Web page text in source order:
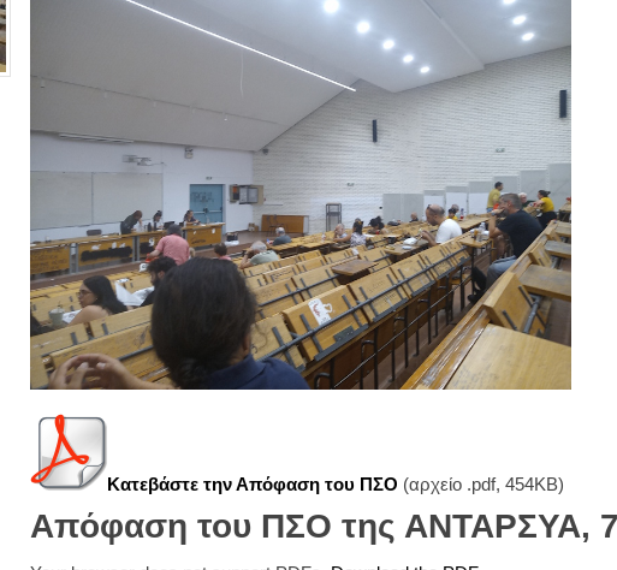
Κατεβάστε την Απόφαση του ΠΣΟ (αρχείο .pdf, 454KB)
Απόφαση του ΠΣΟ της ΑΝΤΑΡΣΥΑ,